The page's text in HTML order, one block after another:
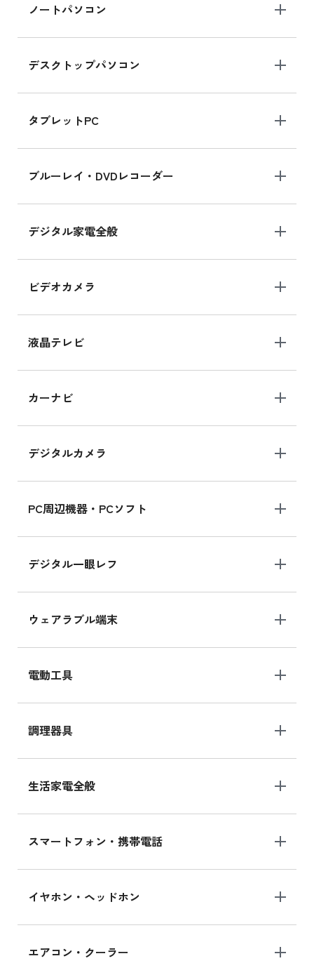
ノートパソコン
デスクトップパソコン
タブレットPC
ブルーレイ・DVDレコーダー
デジタル家電全般
ビデオカメラ
液晶テレビ
カーナビ
デジタルカメラ
PC周辺機器・PCソフト
デジタル一眼レフ
ウェアラブル端末
電動工具
調理器具
生活家電全般
スマートフォン・携帯電話
イヤホン・ヘッドホン
エアコン・クーラー
ら
iPad mini シリーズ 2024
iPad mini 8.3インチ の新品買取価格
iPhone 16 シリーズ
iPhone 16 の新品買取価格
iPad Air 11インチ シリーズ
iPad Air 11インチ の新品買取価格
iPhone 15 128GB シリーズ
iPhone 15 128GB の新品買取価格
MK2K3J/Aの新品買取価格はこちら